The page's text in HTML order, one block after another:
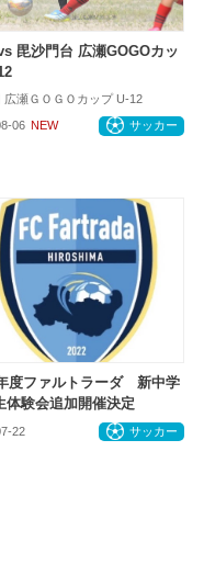
毘沙門台 広瀬GOGOカッ
広瀬ＧＯＧＯカップ U-12
06 NEW サッカー
度ファルトラーダ 新中学
体験会追加開催決定
22 サッカー